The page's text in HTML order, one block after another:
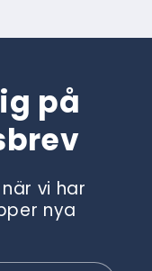
på
vi har
nya